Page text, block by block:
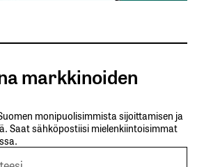
uutiskirje
markkinoiden
monipuolisimmista sijoittamisen ja
Saat sähköpostiisi mielenkiintoisimmat